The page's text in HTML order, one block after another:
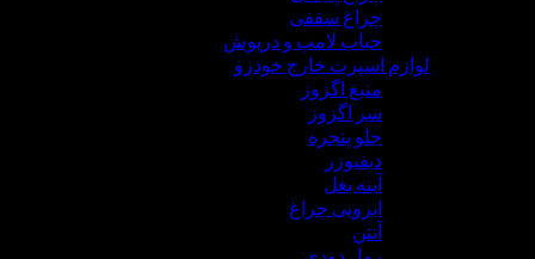
چراغ سقفی
حباب لامپ و درپوش
لوازم اسپرت خارج خودرو
منبع اگزوز
سر اگزوز
جلو پنجره
دیفیوزر
آینه بغل
ابرویی چراغ
آنتن